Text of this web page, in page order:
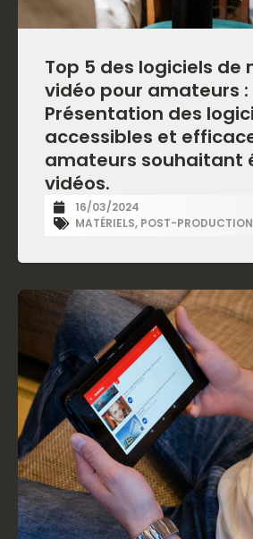
Top 5 des logiciels de
vidéo pour amateurs :
Présentation des
accessibles et
amateurs souhaitant
vidéos.
16/03/2024
MATÉRIELS, POST-PRODUCTION